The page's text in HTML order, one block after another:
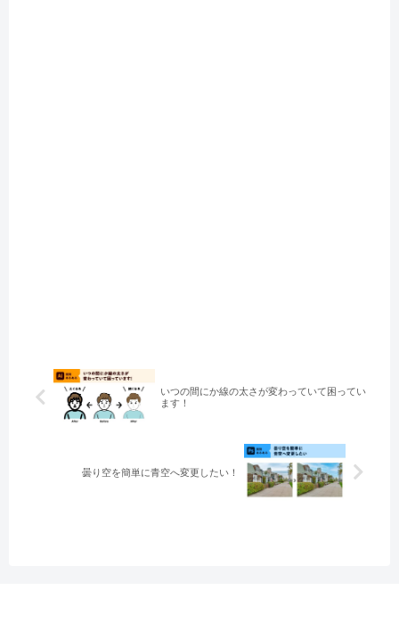
いつの間にか線の太さが変わっていて困ってい
ます！
曇り空を簡単に青空へ変更したい！